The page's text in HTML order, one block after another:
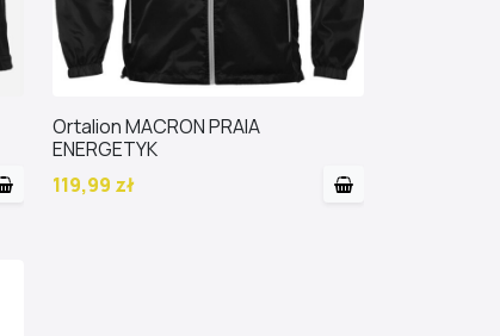
Ortalion MACRON PRAIA
ENERGETYK
119,99 zł